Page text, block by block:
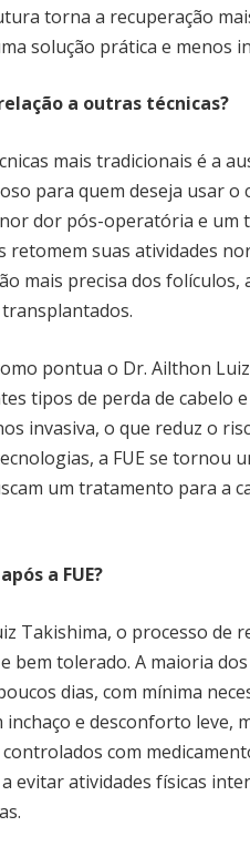
torna a recuperação
solução prática e menos
a outras técnicas?
mais tradicionais é a
para quem deseja usar o
dor pós-operatória e um
suas atividades
mais precisa dos folículos,
pontua o Dr. Ailthon
tipos de perda de cabelo e
invasiva, o que reduz o
a FUE se tornou
um tratamento para a
a FUE?
Takishima, o processo de
bem tolerado. A maioria
dias, com mínima
e desconforto leve,
com
evitar atividades físicas